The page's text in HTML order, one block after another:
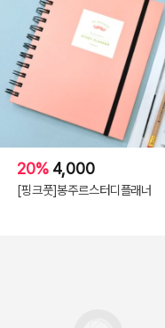
20% 4,000
[핑크풋]봉주르스터디플래너